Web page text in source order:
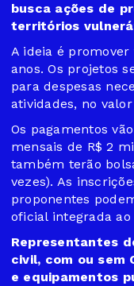
busca ações de
territórios
A ideia é promover
anos. Os projetos
para despesas
atividades, no
Os pagamentos
mensais de R$ 2
também terão
vezes). As
proponentes
oficial integrada
Representantes
civil, com ou sem
e equipamentos